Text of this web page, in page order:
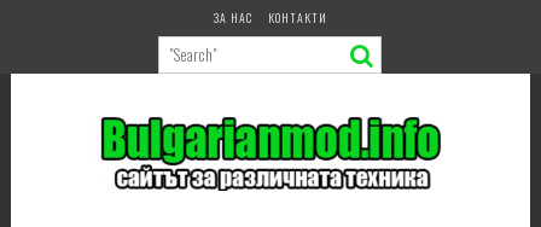
ЗА НАС КОНТАКТИ